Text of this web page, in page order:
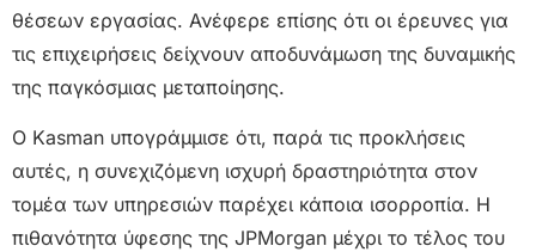
θέσεων εργασίας. Ανέφερε επίσης ότι οι έρευνες για
τις επιχειρήσεις δείχνουν αποδυνάμωση της δυναμικής
της παγκόσμιας μεταποίησης.
Ο Kasman υπογράμμισε ότι, παρά τις προκλήσεις
αυτές, η συνεχιζόμενη ισχυρή δραστηριότητα στον
τομέα των υπηρεσιών παρέχει κάποια ισορροπία. Η
πιθανότητα ύφεσης της JPMorgan μέχρι το τέλος του